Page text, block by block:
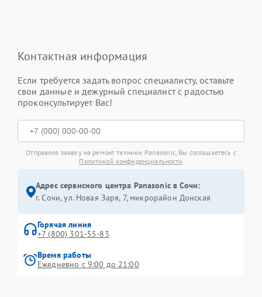
Контактная информация
Если требуется задать вопрос специалисту, оставьте
свои данные и дежурный специалист с радостью
проконсультирует Вас!
Отправляя заявку на ремонт техники Panasonic, Вы соглашаетесь с
Политикой конфиденциальности
Адрес сервисного центра Panasonic в Сочи:
г. Сочи, ул. Новая Заря, 7, микрорайон Донская
Горячая линия
+7 (800) 301-55-83
Время работы
Ежедневно с 9:00 до 21:00